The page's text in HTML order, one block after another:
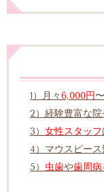
1）月々6,000円
2）経験豊富な
3） 女性スタッフ
4）マウスピー
5） 虫歯や歯周病